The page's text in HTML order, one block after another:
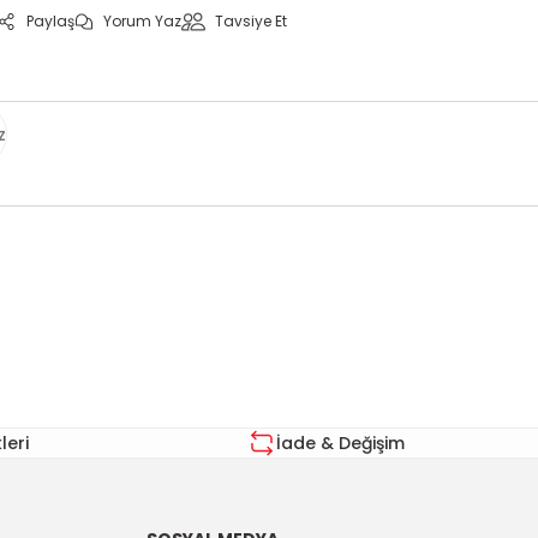
Paylaş Yorum Yaz Tavsiye Et
İade & Değişim